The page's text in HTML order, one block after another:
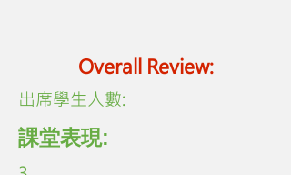
Overall Review:
​出席學生人數:
課堂表現: